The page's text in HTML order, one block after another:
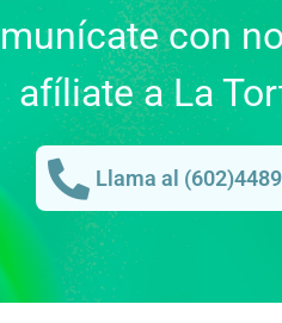
con
afíliate a La
Llama al